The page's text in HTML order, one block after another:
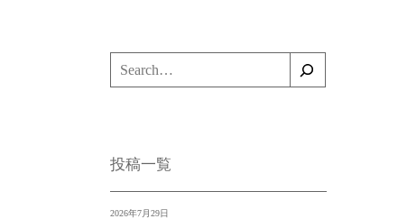
検
索
投稿一覧
2026年7月29日